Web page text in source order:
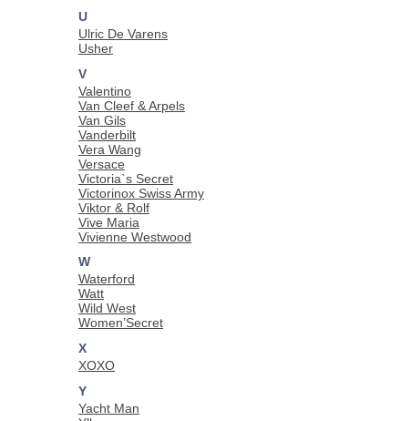
U
Ulric De Varens
Usher
V
Valentino
Van Cleef & Arpels
Van Gils
Vanderbilt
Vera Wang
Versace
Victoria`s Secret
Victorinox Swiss Army
Viktor & Rolf
Vive Maria
Vivienne Westwood
W
Waterford
Watt
Wild West
Women’Secret
X
XOXO
Y
Yacht Man